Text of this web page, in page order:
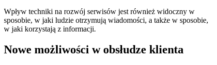
Wpływ techniki na rozwój serwisów jest również widoczny w
sposobie, w jaki ludzie otrzymują wiadomości, a także w sposobie,
w jaki korzystają z informacji.
Nowe możliwości w obsłudze klienta